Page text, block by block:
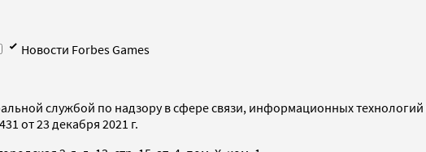
Новости Forbes Games
службой по надзору в сфере связи, информационных
от 23 декабря 2021 г.